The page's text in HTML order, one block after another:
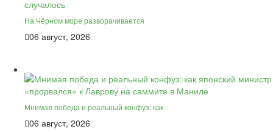
На Чёрном море разворачивается
06 август, 2026
Мнимая победа и реальный конфуз: как
06 август, 2026